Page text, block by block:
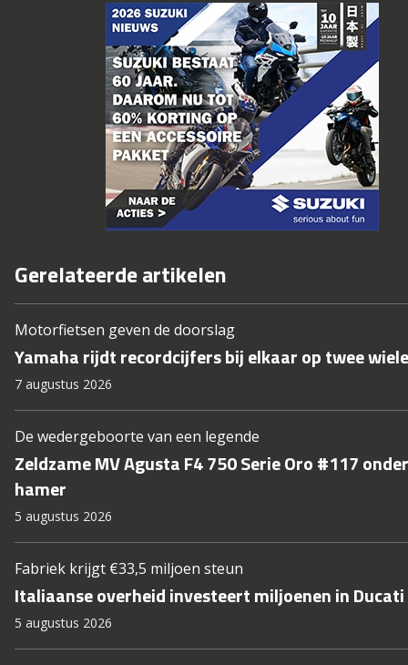
Gerelateerde artikelen
Motorfietsen geven de doorslag
Yamaha rijdt recordcijfers bij elkaar op twee
7 augustus 2026
De wedergeboorte van een legende
Zeldzame MV Agusta F4 750 Serie Oro #117
hamer
5 augustus 2026
Fabriek krijgt €33,5 miljoen steun
Italiaanse overheid investeert miljoenen in Ducati
5 augustus 2026